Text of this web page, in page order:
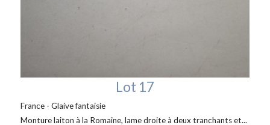
Lot 17
France - Glaive fantaisie
Monture laiton à la Romaine, lame droite à deux tranchants et...